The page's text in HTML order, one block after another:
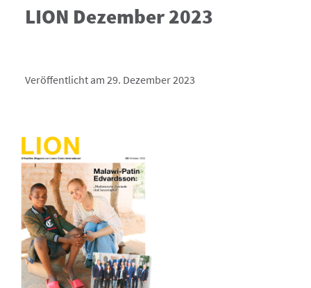
LION Dezember 2023
Veröffentlicht am 29. Dezember 2023